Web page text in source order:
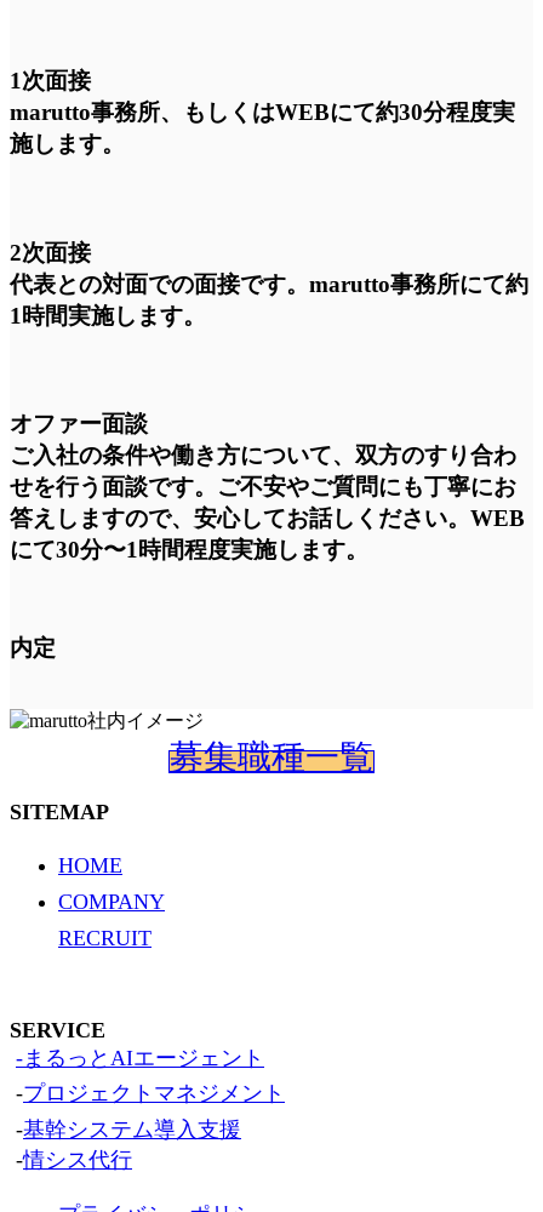
1次面接
marutto事務所、もしくはWEBにて約30分程度実
施します。
2次面接
代表との対面での面接です。marutto事務所にて約
1時間実施します。
オファー面談
ご入社の条件や働き方について、双方のすり合わ
せを行う面談です。ご不安やご質問にも丁寧にお
答えしますので、安心してお話しください。WEB
にて30分〜1時間程度実施します。
内定
募集職種一覧
SITEMAP
HOME
COMPANY
RECRUIT
SERVICE
-まるっとAIエージェント
-プロジェクトマネジメント
-基幹システム導入支援
-情シス代行